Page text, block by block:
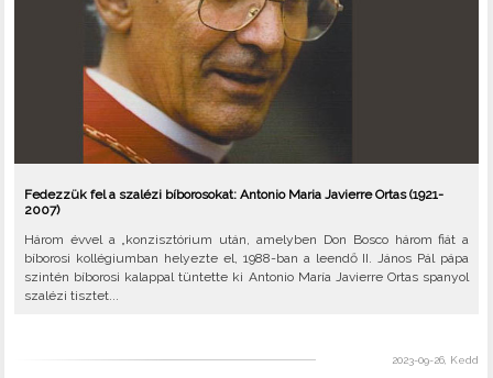
Fedezzük fel a szalézi bíborosokat: Antonio Maria Javierre Ortas (1921-
2007)
Három évvel a „konzisztórium után, amelyben Don Bosco három fiát a
bíborosi kollégiumban helyezte el, 1988-ban a leendő II. János Pál pápa
szintén bíborosi kalappal tüntette ki Antonio María Javierre Ortas spanyol
szalézi tisztet...
2023-09-26, Kedd